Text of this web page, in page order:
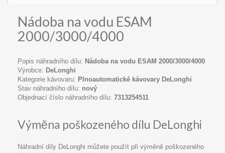
Nádoba na vodu ESAM
2000/3000/4000
Popis náhradního dílu: Nádoba na vodu ESAM 2000/3000/4000
Výrobce: DeLonghi
Kategorie kávovaru: Plnoautomatické kávovary DeLonghi
Stav náhradního dílu: nový
Objednací číslo náhradního dílu: 7313254511
Výměna poškozeného dílu DeLonghi
Náhradní díly DeLonghi můžete použít při výměně poškozeného